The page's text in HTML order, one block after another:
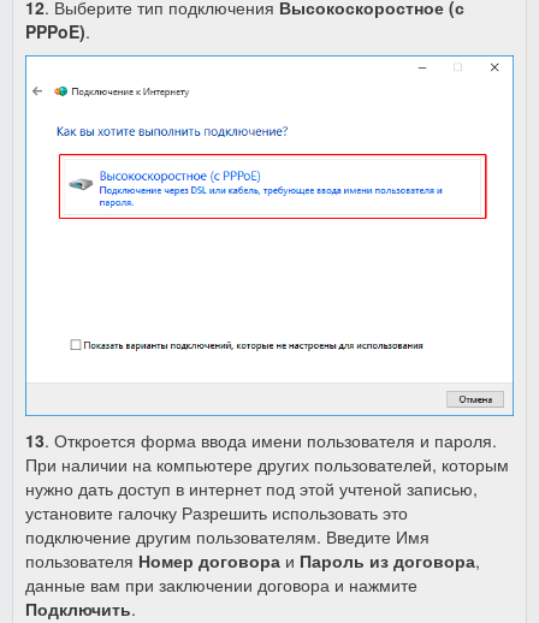
12. Выберите тип подключения Высокоскоростное (с
PPPoE).
13. Откроется форма ввода имени пользователя и пароля.
При наличии на компьютере других пользователей, которым
нужно дать доступ в интернет под этой учтеной записью,
установите галочку Разрешить использовать это
подключение другим пользователям. Введите Имя
пользователя Номер договора и Пароль из договора,
данные вам при заключении договора и нажмите
Подключить.